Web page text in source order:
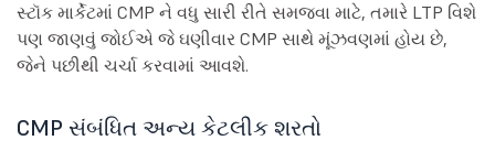
સ્ટૉક માર્કેટમાં CMP ને વધુ સારી રીતે સમજવા માટે, તમારે LTP વિશે
પણ જાણવું જોઈએ જે ઘણીવાર CMP સાથે મૂંઝવણમાં હોય છે,
જેને પછીથી ચર્ચા કરવામાં આવશે.
CMP સંબંધિત અન્ય કેટલીક શરતો